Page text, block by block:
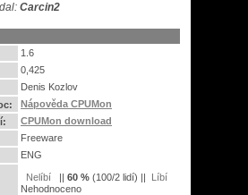
Carcin2
1.6
0,425
Denis Kozlov
Nápověda CPUMon
CPUMon download
Freeware
ENG
|| 60 % (100/2 lidí) ||
Nehodnoceno